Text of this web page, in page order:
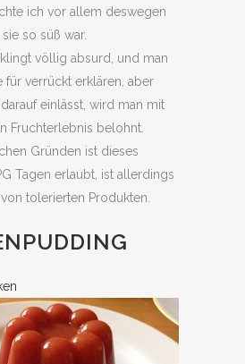
ich vor allem deswegen
so süß war.
klingt völlig absurd, und man
für verrückt erklären, aber
einlässt, wird man mit
Fruchterlebnis belohnt.
Gründen ist dieses
Tagen erlaubt, ist allerdings
tolerierten Produkten.